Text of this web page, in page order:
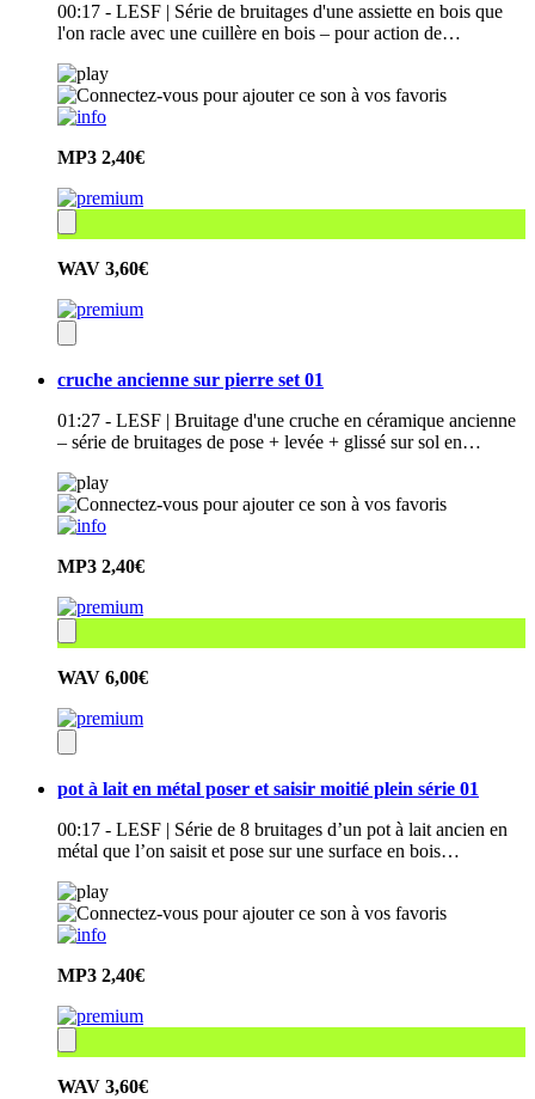
00:17 - LESF | Série de bruitages d'une assiette en bois que
l'on racle avec une cuillère en bois – pour action de…
MP3 2,40€
WAV 3,60€
cruche ancienne sur pierre set 01
01:27 - LESF | Bruitage d'une cruche en céramique ancienne
– série de bruitages de pose + levée + glissé sur sol en…
MP3 2,40€
WAV 6,00€
pot à lait en métal poser et saisir moitié plein série 01
00:17 - LESF | Série de 8 bruitages d’un pot à lait ancien en
métal que l’on saisit et pose sur une surface en bois…
MP3 2,40€
WAV 3,60€